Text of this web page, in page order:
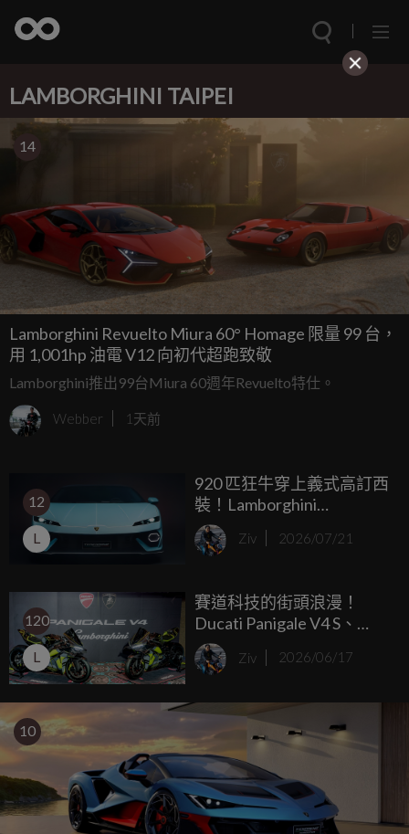
LAMBORGHINI TAIPEI
14
Lamborghini Revuelto Miura 60° Homage 限量 99 台，
用 1,001hp 油電 V12 向初代超跑致敬
Lamborghini推出99台Miura 60週年Revuelto特仕。
Webber 1天前
12
L
920 匹狂牛穿上義式高訂西
裝！Lamborghini
Temerario Ad Personam 特
仕雙虎將化身「行動設計
Ziv 2026/07/21
120
L
賽道科技的街頭浪漫！
Ducati Panigale V4 S、
Streetfighter V4 S 發表，
限量 Tricolore、
身
Ziv 2026/06/17
10